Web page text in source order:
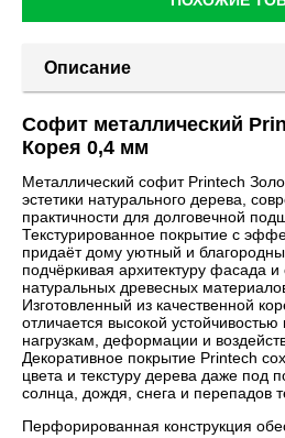
Описание
Софит металлический
Корея 0,4 мм
Металлический софит Printech
эстетики натурального дерева,
практичности для долговечной
Текстурированное покрытие с
придаёт дому уютный и
подчёркивая архитектуру фасада
натуральных древесных
Изготовленный из качественной
отличается высокой
нагрузкам, деформации и
Декоративное покрытие Printech
цвета и текстуру дерева даже под
солнца, дождя, снега и перепадов
Перфорированная конструкция